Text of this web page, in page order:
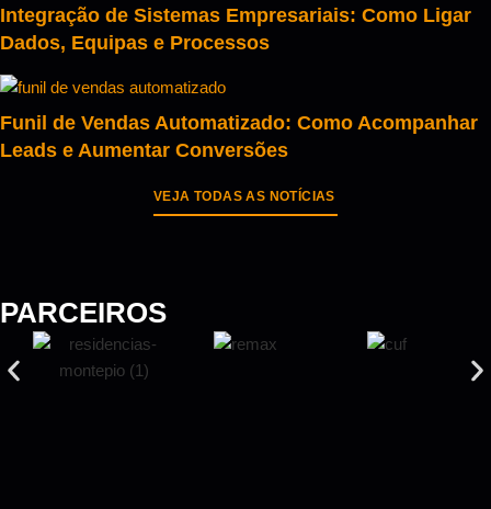
Integração de Sistemas Empresariais: Como Ligar
Dados, Equipas e Processos
Funil de Vendas Automatizado: Como Acompanhar
Leads e Aumentar Conversões
VEJA TODAS AS NOTÍCIAS
PARCEIROS